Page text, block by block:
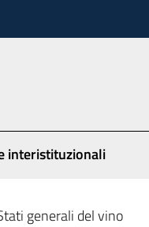
interistituzionali
generali del vino